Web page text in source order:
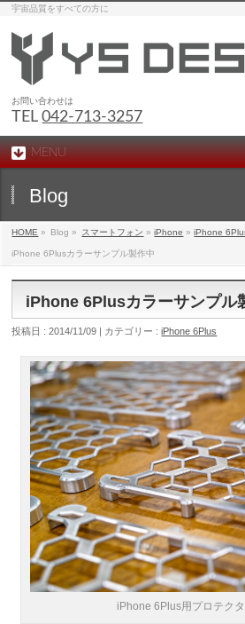
宇宙品質をすべての方に
お問い合わせは
TEL042-713-3257
MENU
Blog
HOME » Blog » スマートフォン »iPhone »iPhone
iPhone 6Plusカラーサンプル製作中
iPhone 6Plusカラーサンプル
投稿日 : 2014/11/09 | カテゴリー :iPhone 6Plus
iPhone 6Plus用プロテク